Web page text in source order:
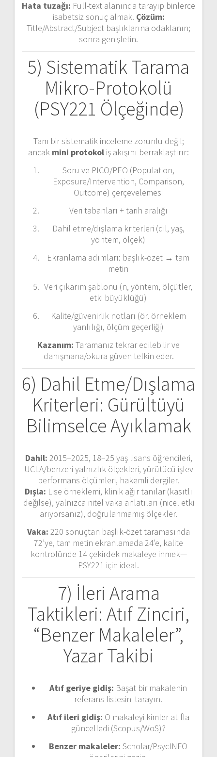
Hata tuzağı: Full-text alanında tarayıp binlerce
isabetsiz sonuç almak. Çözüm:
Title/Abstract/Subject başlıklarına odaklanın;
sonra genişletin.
5) Sistematik Tarama
Mikro-Protokolü
(PSY221 Ölçeğinde)
Tam bir sistematik inceleme zorunlu değil;
ancak mini protokol iş akışını berraklaştırır:
Soru ve PICO/PEO (Population,
Exposure/Intervention, Comparison,
Outcome) çerçevelemesi
Veri tabanları + tarih aralığı
Dahil etme/dışlama kriterleri (dil, yaş,
yöntem, ölçek)
Ekranlama adımları: başlık-özet → tam
metin
Veri çıkarım şablonu (n, yöntem, ölçütler,
etki büyüklüğü)
Kalite/güvenirlik notları (ör. örneklem
yanlılığı, ölçüm geçerliği)
Kazanım: Taramanız tekrar edilebilir ve
danışmana/okura güven telkin eder.
6) Dahil Etme/Dışlama
Kriterleri: Gürültüyü
Bilimselce Ayıklamak
Dahil: 2015–2025, 18–25 yaş lisans öğrencileri,
UCLA/benzeri yalnızlık ölçekleri, yürütücü işlev
performans ölçümleri, hakemli dergiler.
Dışla: Lise örneklemi, klinik ağır tanılar (kasıtlı
değilse), yalnızca nitel vaka anlatıları (nicel etki
arıyorsanız), doğrulanmamış ölçekler.
Vaka: 220 sonuçtan başlık-özet taramasında
72’ye, tam metin ekranlamada 24’e, kalite
kontrolünde 14 çekirdek makaleye inmek—
PSY221 için ideal.
7) İleri Arama
Taktikleri: Atıf Zinciri,
“Benzer Makaleler”,
Yazar Takibi
Atıf geriye gidiş: Başat bir makalenin
referans listesini tarayın.
Atıf ileri gidiş: O makaleyi kimler atıfla
güncelledi (Scopus/WoS)?
Benzer makaleler: Scholar/PsycINFO